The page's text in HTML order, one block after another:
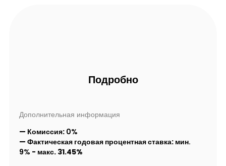
Подробно
Дополнительная информация
— Комиссия: 0%
— Фактическая годовая процентная ставка: мин.
9% - макс. 31.45%